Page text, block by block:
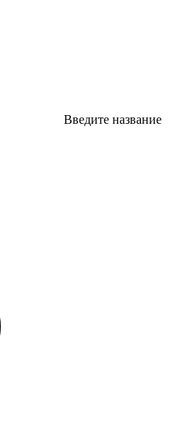
Введите название